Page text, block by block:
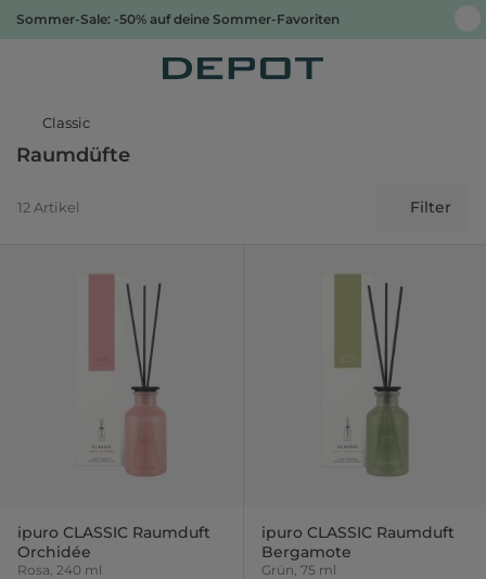
Sommer-Sale: -50% auf deine Sommer-Favoriten
Classic
Raumdüfte
12 Artikel Filter
ipuro CLASSIC Raumduft
Orchidée
Rosa, 240 ml
ipuro CLASSIC Raumduft
Bergamote
Grün, 75 ml